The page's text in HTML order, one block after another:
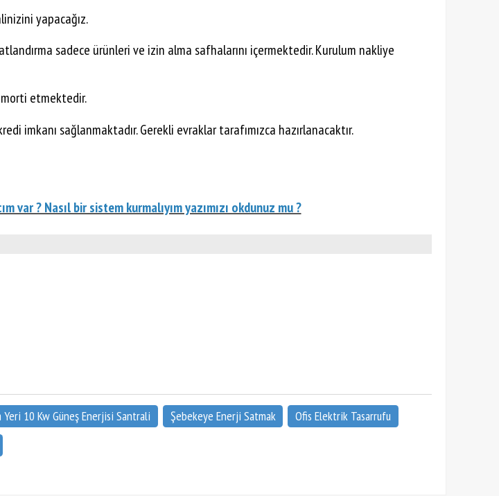
yapacağız.
sadece ürünleri ve izin alma safhalarını içermektedir. Kurulum nakliye
etmektedir.
imkanı sağlanmaktadır. Gerekli evraklar tarafımızca hazırlanacaktır.
var ? Nasıl bir sistem kurmalıyım yazımızı okdunuz mu ?
10 Kw Güneş Enerjisi Santrali Şebekeye Enerji Satmak
Ofis Elektrik Tasarrufu